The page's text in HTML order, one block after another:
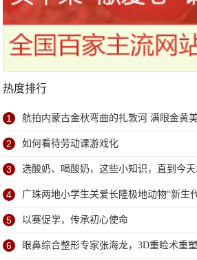
热度排行
1 航拍内蒙古金秋弯曲的扎敦河 满眼金黄
2 如何看待劳动课游戏化
3 选酸奶、喝酸奶，这些小知识，直到今天
4 广珠两地小学生关爱长隆极地动物“新生
5 以赛促学，传承初心使命
6 眼鼻综合整形专家张海龙，3D重睑术重